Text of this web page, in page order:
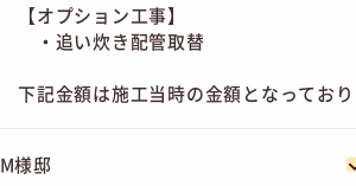
【オプション工事】
・追い炊き配管取替
下記金額は施工当時の金額となってお
M様邸